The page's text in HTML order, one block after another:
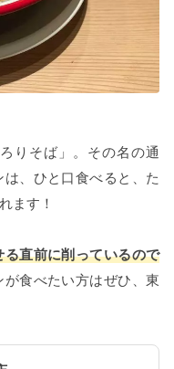
りそば」。その名の通
、ひと口食べると、た
ます！
直前に削っているので
食べたい方はぜひ、東